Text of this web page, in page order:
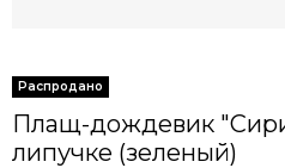
Плащ-дождевик
липучке (зеленый)